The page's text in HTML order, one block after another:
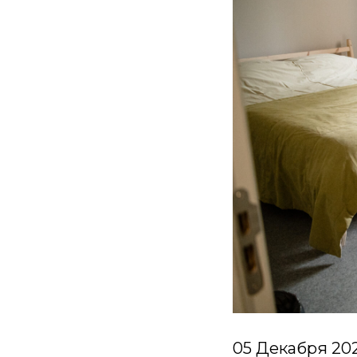
05 Декабря